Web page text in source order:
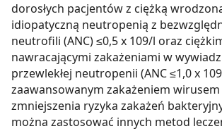
dorosłych pacjentów z ciężką
idiopatyczną neutropenią z
neutrofili (ANC) ≤0,5 x 109/l oraz
nawracającymi zakażeniami w
przewlekłej neutropenii (ANC ≤1,0 x
zaawansowanym zakażeniem wirusem
zmniejszenia ryzyka zakażeń
można zastosować innych metod